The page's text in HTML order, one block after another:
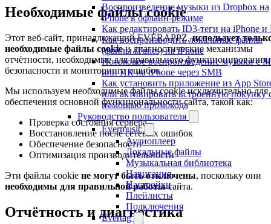
Воспроизведение музыки из Dropbox на
iPhone в офлайн-режиме
Как редактировать ID3-теги на iPhone и
Как воспроизводить локальные файлы
(файлы iTunes) на iPhone
Потоковое воспроизведение музыки с
или ПК на iPhone через SMB
Как установить приложение из App
или активировать встроенную покупку
помощью промокода
Руководство пользователя
Evermusic
Аудиоплеер
Локальные файлы
Музыкальная библиотека
Навигация
Настройки
Плейлисты
Подключения
Evertag
Необходимые файлы cookie
Этот веб-сайт, принадлежащий EVERAPPZ,использует
необходимые файлы cookieи диагностические механизмы
отчётности, необходимые для правильного функционирования,
безопасности и мониторинга ошибок.
Мы используем необходимые файлы cookie исключительно для
обеспечения основной функциональности сайта, такой как:
Проверка состояния сервера
Восстановление после сетевых ошибок
Обеспечение безопасности
Оптимизация производительности
Эти файлы cookie не могут быть отключены, поскольку они
необходимы для правильной работысайта.
Отчётность и диагностика